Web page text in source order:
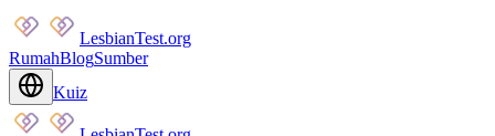
LesbianTest.org
RumahBlogSumber
Kuiz